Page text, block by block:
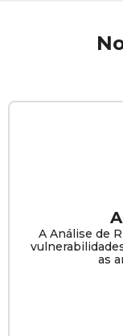
A Análise de
as